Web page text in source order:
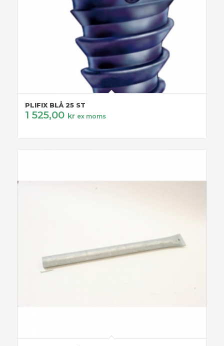
PLIFIX BLÅ 25 ST
1 525,00 kr ex moms